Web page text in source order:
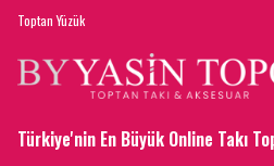
Toptan Yüzük
Türkiye'nin En Büyük Online Takı